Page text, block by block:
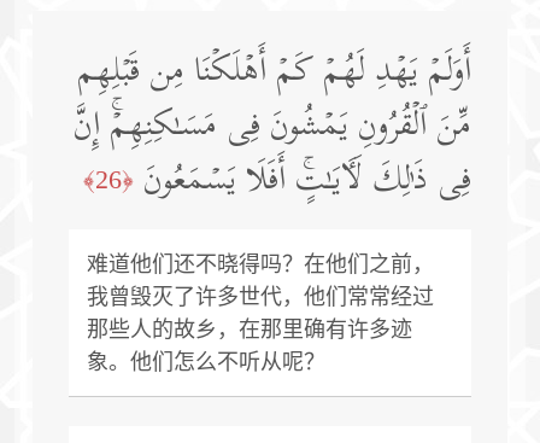
أَوَلَمۡ یَهۡدِ لَهُمۡ كَمۡ أَهۡلَكۡنَا مِن قَبۡلِهِم
مِّنَ ٱلۡقُرُونِ یَمۡشُونَ فِی مَسَـٰكِنِهِمۡۚ إِنَّ
فِی ذَ ٰ⁠لِكَ لَـَٔایَـٰتٍۚ أَفَلَا یَسۡمَعُونَ ﴿26﴾
难道他们还不晓得吗？在他们之前，
我曾毁灭了许多世代，他们常常经过
那些人的故乡，在那里确有许多迹
象。他们怎么不听从呢？